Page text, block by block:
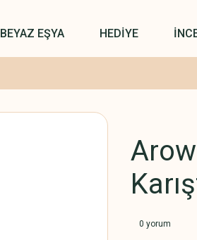
BEYAZ EŞYA HEDİYE
0 yorum